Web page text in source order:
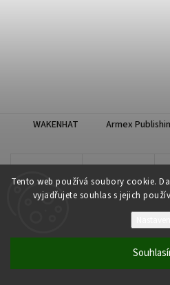
Tento web používá soubory cookie.
vyjadřujete souhlas s jejich
WAKENHAT Armex
Copyright 2026WAKENHAT e-shop